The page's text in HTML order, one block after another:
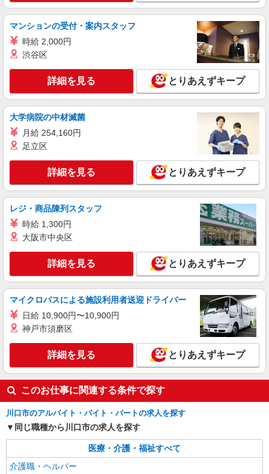
キープ 詳細を見る
株式会社kotrio /●SW-H1-2100513
東川口駅／面接なし！シニア向け住宅
STAFF◎お仕事は見守り等
時給1650円〜2312円 ＜日払い有/週払い有/交
通費全支給(ガソリン代含む)＞
キープ 詳細を見る
株式会社トラストグロース 新宿本社 第3営業部
介護付き有料老人ホームでの介護士
時給：1550円〜1650円 ※経験による
キープ 詳細を見る
派遣社員
株式会社kotrio /●SW-H1-2017903
≪新井宿駅≫日勤のみ＆残業ナシ！お迎えに間
に合うデイサービス
時給1650円〜2312円 ＜日払い有/週払い有/交
川口市 交通費全額支給
キープ 詳細を見る
マンションの受付・案内スタッフ
時給 2,000円
渋谷区
詳細を見る とりあえずキープ
大学病院の中材滅菌
月給 254,160円
足立区
詳細を見る とりあえずキープ
レジ・商品陳列スタッフ
時給 1,300円
大阪市中央区
詳細を見る とりあえずキープ
マイクロバスによる施設利用者送迎ドライバー
日給 10,900円〜10,900円
神戸市須磨区
詳細を見る とりあえずキープ
このお仕事に関連する条件で探す
川口市のアルバイト・バイト・パートの求人を探す
同じ職種から川口市の求人を探す
医療・介護・福祉すべて
介護職・ヘルパー